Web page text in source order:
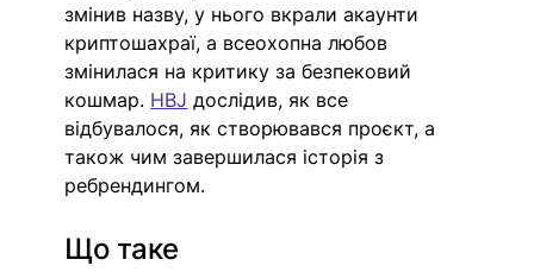
змінив назву, у нього вкрали акаунти
криптошахраї, а всеохопна любов
змінилася на критику за безпековий
кошмар. HBJ дослідив, як все
відбувалося, як створювався проєкт, а
також чим завершилася історія з
ребрендингом.
Що таке